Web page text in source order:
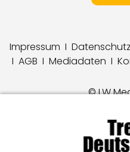
Impressum I Datenschutz
I AGB I Mediadaten I
© LW